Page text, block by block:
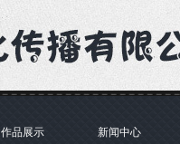
作品展示 新闻中心